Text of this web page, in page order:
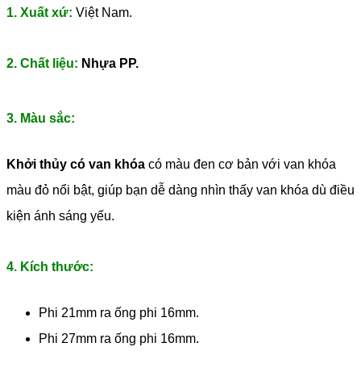
1. Xuất xứ: Việt Nam.
2. Chất liệu: Nhựa PP.
3. Màu sắc:
Khởi thủy có van khóa có màu đen cơ bản với van khóa
màu đỏ nổi bật, giúp bạn dễ dàng nhìn thấy van khóa dù điều
kiện ánh sáng yếu.
4. Kích thước:
Phi 21mm ra ống phi 16mm.
Phi 27mm ra ống phi 16mm.